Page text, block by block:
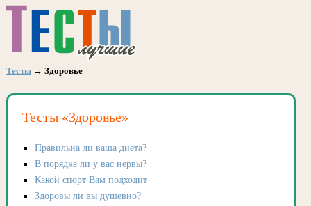
Тесты → Здоровье
Тесты «Здоровье»
Правильна ли ваша диета?
В порядке ли у вас нервы?
Какой спорт Вам подходит
Здоровы ли вы душевно?